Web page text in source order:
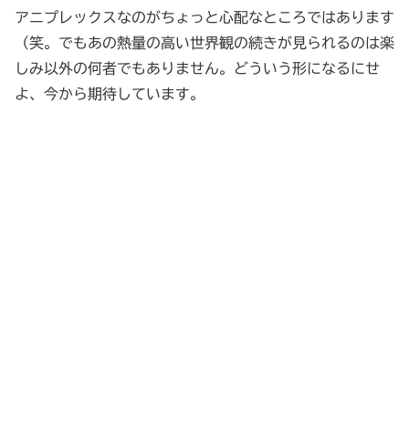
アニプレックスなのがちょっと心配なところではあります
（笑。でもあの熱量の高い世界観の続きが見られるのは楽
しみ以外の何者でもありません。どういう形になるにせ
よ、今から期待しています。